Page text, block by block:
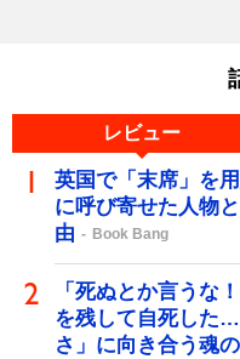
レビュー
英国で「末席」を
に呼び寄せた人物
由
Book Bang
「死ぬとか言うな
を残して自死した
さ」に向き合う魂